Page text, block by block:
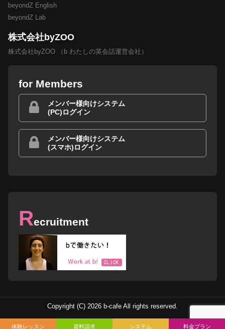
beyondZ English
beyondZ Lab
株式会社byZOO
株式会社byZOO （b わたしの英会話運営会社）
for Members
メンバー様向けシステム
(PC)ログイン
メンバー様向けシステム
(スマホ)ログイン
Recruitment
Copyright (C) 2026 b-cafe All rights reserved.
体験レッスン 資料請求 システム 料金プラン